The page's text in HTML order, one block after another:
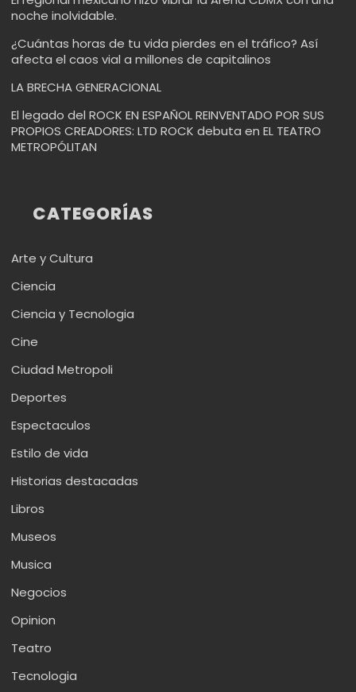
noche inolvidable.
¿Cuántas horas de tu vida pierdes en el tráfico? Así
afecta el caos vial a millones de capitalinos
LA BRECHA GENERACIONAL
El legado del ROCK EN ESPAÑOL REINVENTADO POR SUS
PROPIOS CREADORES: LTD ROCK debuta en EL TEATRO
METROPÓLITAN
CATEGORÍAS
Arte y Cultura
Ciencia
Ciencia y Tecnologia
Cine
Ciudad Metropoli
Deportes
Espectaculos
Estilo de vida
Historias destacadas
Libros
Museos
Musica
Negocios
Opinion
Teatro
Tecnologia